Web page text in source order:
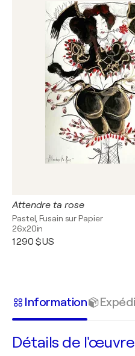
Attendre ta rose
Pastel, Fusain sur Papier
26x20in
1 290 $US
Information
Détails de l'œuvre